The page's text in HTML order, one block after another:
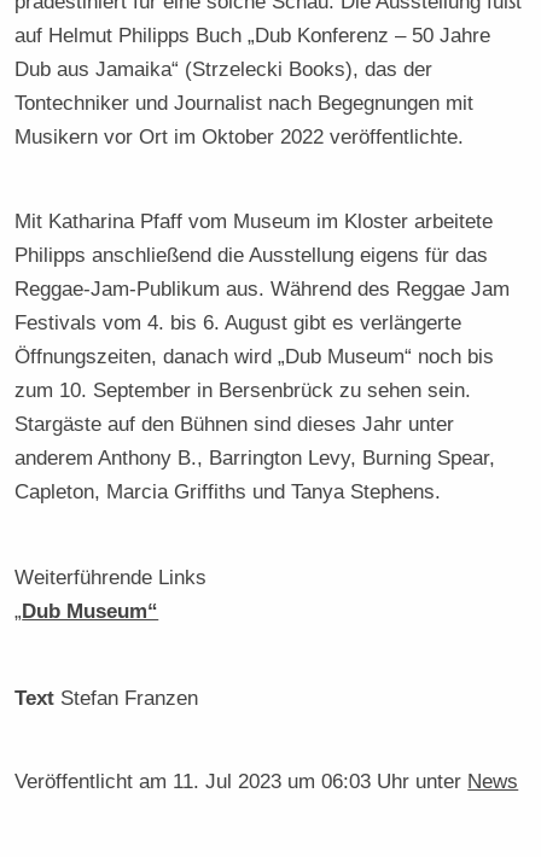
auf Helmut Philipps Buch „Dub Konferenz – 50 Jahre
Dub aus Jamaika“ (Strzelecki Books), das der
Tontechniker und Journalist nach Begegnungen mit
Musikern vor Ort im Oktober 2022 veröffentlichte.
Mit Katharina Pfaff vom Museum im Kloster arbeitete
Philipps anschließend die Ausstellung eigens für das
Reggae-Jam-Publikum aus. Während des Reggae Jam
Festivals vom 4. bis 6. August gibt es verlängerte
Öffnungszeiten, danach wird „Dub Museum“ noch bis
zum 10. September in Bersenbrück zu sehen sein.
Stargäste auf den Bühnen sind dieses Jahr unter
anderem Anthony B., Barrington Levy, Burning Spear,
Capleton, Marcia Griffiths und Tanya Stephens.
Weiterführende Links
„Dub Museum“
Text Stefan Franzen
Veröffentlicht am 11. Jul 2023 um 06:03 Uhr unter News